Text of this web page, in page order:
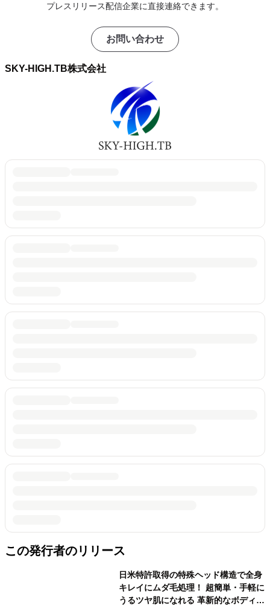
プレスリリース配信企業に直接連絡できます。
お問い合わせ
SKY-HIGH.TB株式会社
この発行者のリリース
日米特許取得の特殊ヘッド構造で全身
キレイにムダ毛処理！ 超簡単・手軽に
うるツヤ肌になれる 革新的なボディシ